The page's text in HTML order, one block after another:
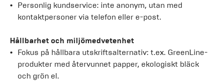
Personlig kundservice: inte anonym, utan med
kontaktpersoner via telefon eller e-post.
Hållbarhet och miljömedvetenhet
Fokus på hållbara utskriftsalternativ: t.ex. GreenLine-
produkter med återvunnet papper, ekologiskt bläck
och grön el.